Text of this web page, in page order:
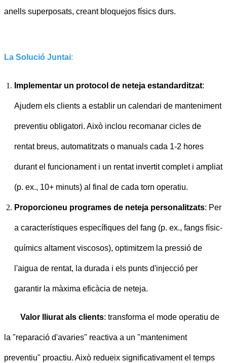
anells superposats, creant bloquejos físics durs.
La Solució Juntai:
Implementar un protocol de neteja estandarditzat:
Ajudem els clients a establir un calendari de manteniment
preventiu obligatori. Això inclou recomanar cicles de
rentat breus, automatitzats o manuals cada 1-2 hores
durant el funcionament i un rentat invertit complet i ampliat
(p. ex., 10+ minuts) al final de cada torn operatiu.
Proporcioneu programes de neteja personalitzats: Per
a característiques específiques del fang (p. ex., fangs físic-
químics altament viscosos), optimitzem la pressió de
l'aigua de rentat, la durada i els punts d'injecció per
garantir la màxima eficàcia de neteja.
Valor lliurat als clients: transforma el mode operatiu de
la "reparació d'avaries" reactiva a un "manteniment
preventiu" proactiu. Això redueix significativament el temps